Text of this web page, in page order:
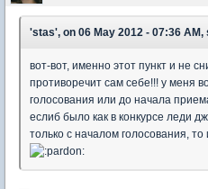
'stas', on 06 May 2012 - 07:36 AM,
вот-вот, именно этот пункт и не
противоречит сам себе!!! у меня
голосования или до начала
еслиб было как в конкурсе леди
только с началом голосования,